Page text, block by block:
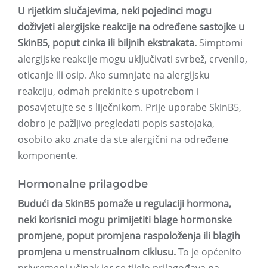
U rijetkim slučajevima, neki pojedinci mogu
doživjeti alergijske reakcije na određene sastojke u
SkinB5, poput cinka ili biljnih ekstrakata. Simptomi
alergijske reakcije mogu uključivati ​​svrbež, crvenilo,
oticanje ili osip. Ako sumnjate na alergijsku
reakciju, odmah prekinite s upotrebom i
posavjetujte se s liječnikom. Prije uporabe SkinB5,
dobro je pažljivo pregledati popis sastojaka,
osobito ako znate da ste alergični na određene
komponente.
Hormonalne prilagodbe
Budući da SkinB5 pomaže u regulaciji hormona,
neki korisnici mogu primijetiti blage hormonske
promjene, poput promjena raspoloženja ili blagih
promjena u menstrualnom ciklusu.To je općenito